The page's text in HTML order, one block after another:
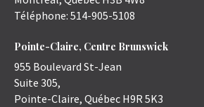
Téléphone: 514-905-5108
Pointe-Claire, Centre Brunswick
955 Boulevard St-Jean
Suite 305,
Pointe-Claire, Québec H9R 5K3